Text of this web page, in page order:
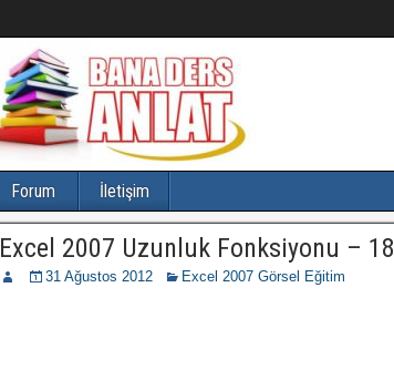
Forum İletişim
Excel 2007 Uzunluk Fonksiyonu – 18
31 Ağustos 2012 Excel 2007 Görsel Eğitim